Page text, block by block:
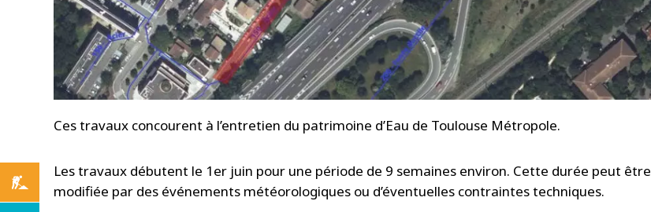
Ces travaux concourent à l’entretien du patrimoine d’Eau de Toulouse Métropole.
Les travaux débutent le 1er juin pour une période de 9 semaines environ. Cette durée peut être
modifiée par des événements météorologiques ou d’éventuelles contraintes techniques.